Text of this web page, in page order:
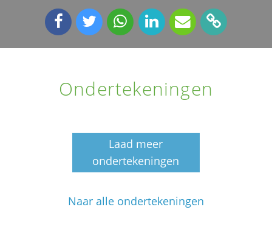
Ondertekeningen
Laad meer
ondertekeningen
Naar alle ondertekeningen